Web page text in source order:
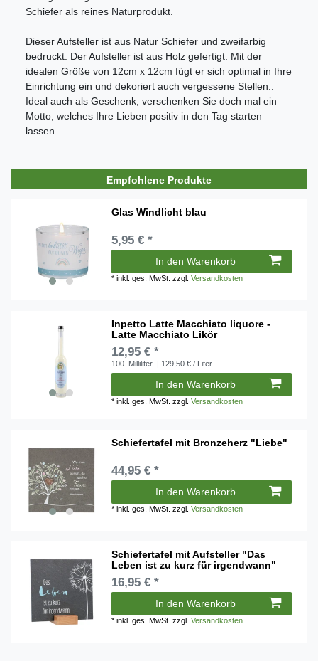
Schiefer als reines Naturprodukt.
Dieser Aufsteller ist aus Natur Schiefer und zweifarbig
bedruckt. Der Aufsteller ist aus Holz gefertigt. Mit der
idealen Größe von 12cm x 12cm fügt er sich optimal in Ihre
Einrichtung ein und dekoriert auch vergessene Stellen..
Ideal auch als Geschenk, verschenken Sie doch mal ein
Motto, welches Ihre Lieben positiv in den Tag starten
lassen.
Empfohlene Produkte
Glas Windlicht blau
5,95 € *
In den Warenkorb
*inkl. ges. MwSt. zzgl.Versandkosten
Inpetto Latte Macchiato liquore -
Latte Macchiato Likör
12,95 € *
100 Milliliter | 129,50 € / Liter
In den Warenkorb
*inkl. ges. MwSt. zzgl.Versandkosten
Schiefertafel mit Bronzeherz "Liebe"
44,95 € *
In den Warenkorb
*inkl. ges. MwSt. zzgl.Versandkosten
Schiefertafel mit Aufsteller "Das
Leben ist zu kurz für irgendwann"
16,95 € *
In den Warenkorb
*inkl. ges. MwSt. zzgl.Versandkosten